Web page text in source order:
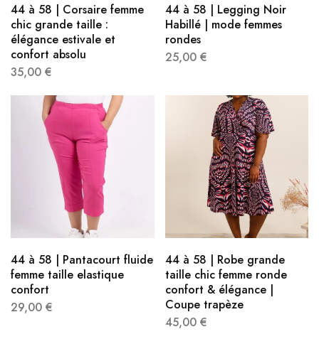
44 à 58 | Corsaire femme
chic grande taille :
élégance estivale et
confort absolu
35,00 €
44 à 58 | Legging Noir
Habillé | mode femmes
rondes
25,00 €
44 à 58 | Pantacourt fluide
femme taille elastique
confort
29,00 €
44 à 58 | Robe grande
taille chic femme ronde
confort & élégance |
Coupe trapèze
45,00 €